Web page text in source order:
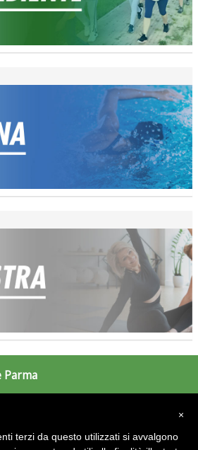
di Fondazione Terzjus: prima riunione a
×
terzi da questo utilizzati si avvalgono